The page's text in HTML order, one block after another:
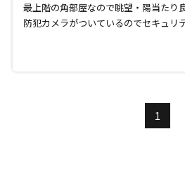
最上階の角部屋なので眺望・陽当たり
防犯カメラがついているのでセキュリ
1